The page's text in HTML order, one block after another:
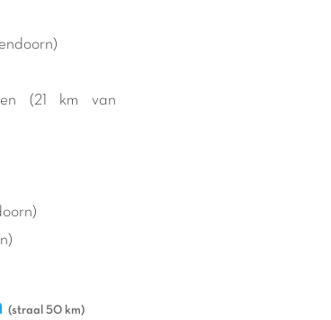
(21 km van
(straal 50 km)